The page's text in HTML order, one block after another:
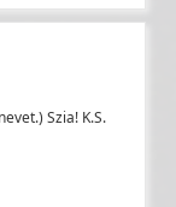
Szia! K.S.